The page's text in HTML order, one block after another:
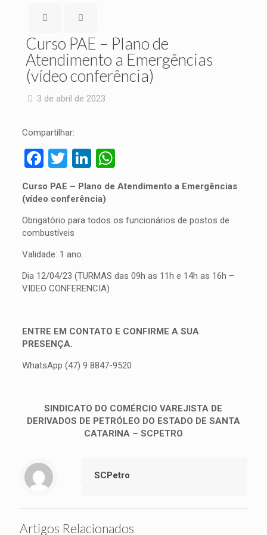
Curso PAE – Plano de
Atendimento a Emergências
(vídeo conferência)
3 de abril de 2023
Compartilhar:
Facebook
TwitterLinkedIn
WhatsApp
Curso PAE – Plano de Atendimento a Emergências
(vídeo conferência)
Obrigatório para todos os funcionários de postos de
combustíveis
Validade: 1 ano.
Dia 12/04/23 (TURMAS das 09h as 11h e 14h as 16h –
VIDEO CONFERENCIA)
ENTRE EM CONTATO E CONFIRME A SUA
PRESENÇA.
WhatsApp (47) 9 8847-9520
SINDICATO DO COMÉRCIO VAREJISTA DE
DERIVADOS DE PETRÓLEO DO ESTADO DE SANTA
CATARINA – SCPETRO
SCPetro
Artigos Relacionados